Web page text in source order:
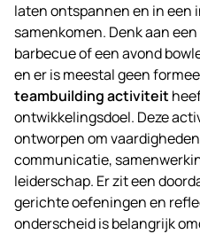
laten ontspannen en in een
samenkomen. Denk aan
barbecue of een avond
en er is meestal geen
teambuilding activiteit
ontwikkelingsdoel. Deze
ontworpen om
communicatie,
leiderschap. Er zit een
gerichte oefeningen en
onderscheid is belangrijk